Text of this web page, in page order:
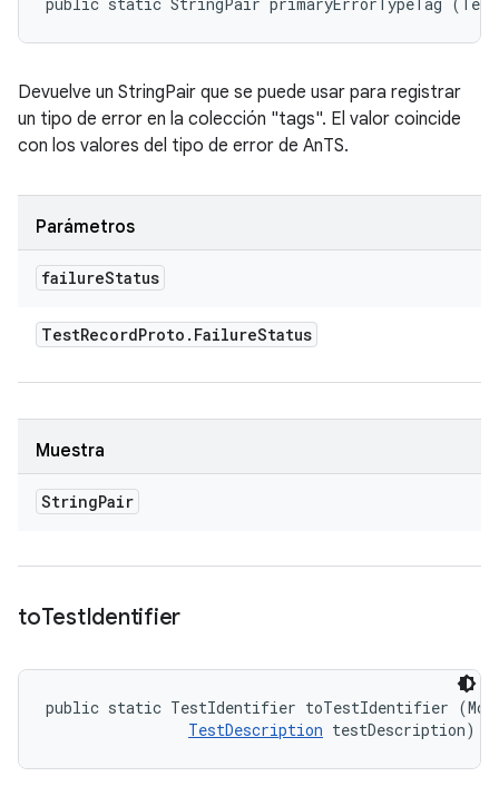
Devuelve un StringPair que se puede usar para registrar
un tipo de error en la colección "tags". El valor coincide
con los valores del tipo de error de AnTS.
Parámetros
failureStatus
TestRecordProto . FailureStatus
Muestra
StringPair
toTestIdentifier
public static TestIdentifier toTestIdentifier
TestDescription testDescription)